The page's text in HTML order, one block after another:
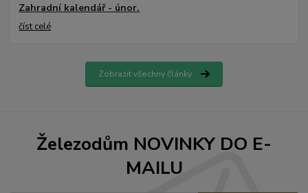
Zahradní kalendář - únor.
číst celé
Zobrazit všechny články
Železodům NOVINKY DO E-
MAILU